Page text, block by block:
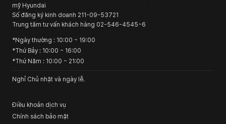
mỹ Hyundai
Số đăng ký kinh doanh 211-09-53721
Trung tâm tư vấn khách hàng 02-546-4545~6
*Ngày thường : 10:00 ~ 19:00
*Thứ Bảy : 10:00 ~ 16:00
*Thứ Năm : 10:00 ~ 21:00
Nghỉ Chủ nhật và ngày lễ.
Điều khoản dịch vụ
Chính sách bảo mật